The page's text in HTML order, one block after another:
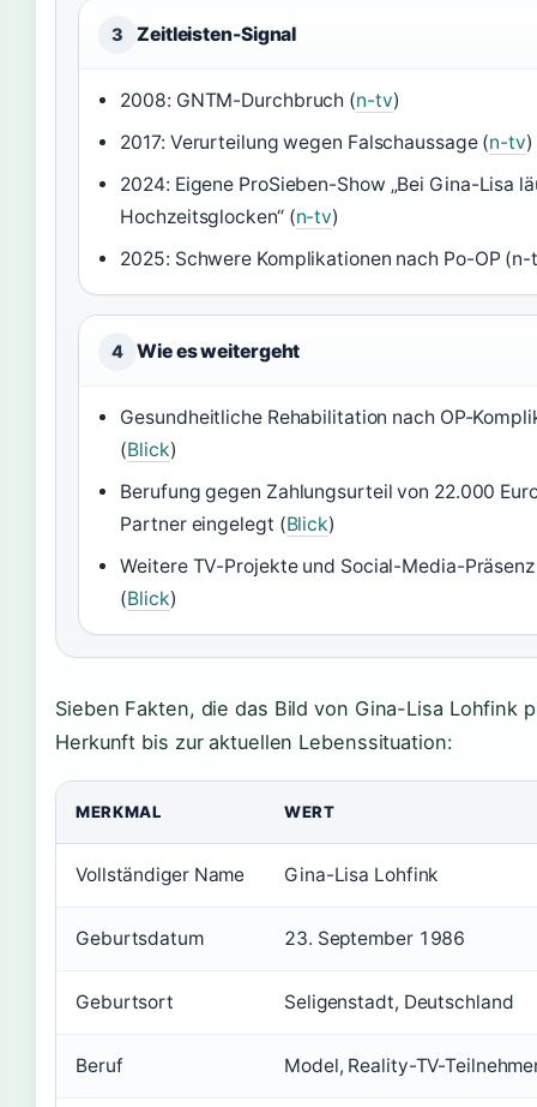
3 Zeitleisten-Signal
2008: GNTM-Durchbruch (n-tv)
2017: Verurteilung wegen Falschaussage (n-tv)
2024: Eigene ProSieben-Show „Bei Gina-Lisa
Hochzeitsglocken“ (n-tv)
2025: Schwere Komplikationen nach Po-OP
4 Wie es weitergeht
Gesundheitliche Rehabilitation nach OP-
(Blick)
Berufung gegen Zahlungsurteil von 22.000
Partner eingelegt (Blick)
Weitere TV-Projekte und Social-Media-
(Blick)
Sieben Fakten, die das Bild von Gina-Lisa Lohfink
Herkunft bis zur aktuellen Lebenssituation:
MERKMAL WERT
Vollständiger Name Gina-Lisa Lohfink
Geburtsdatum 23. September 1986
Geburtsort Seligenstadt, Deutschland
Beruf Model, Reality-TV-